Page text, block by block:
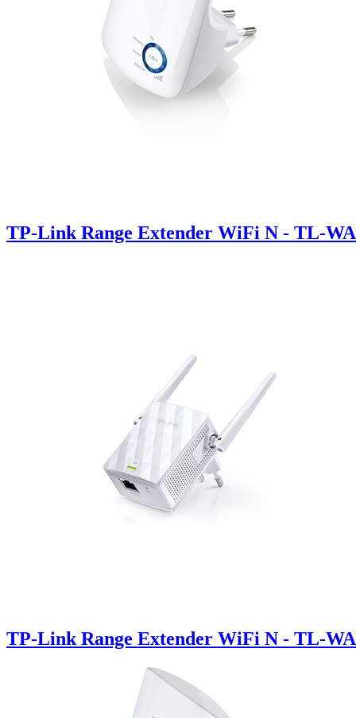
TP-Link Range Extender WiFi N - TL-
TP-Link Range Extender WiFi N - TL-